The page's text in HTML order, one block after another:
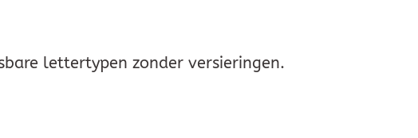
lettertypen zonder versieringen.